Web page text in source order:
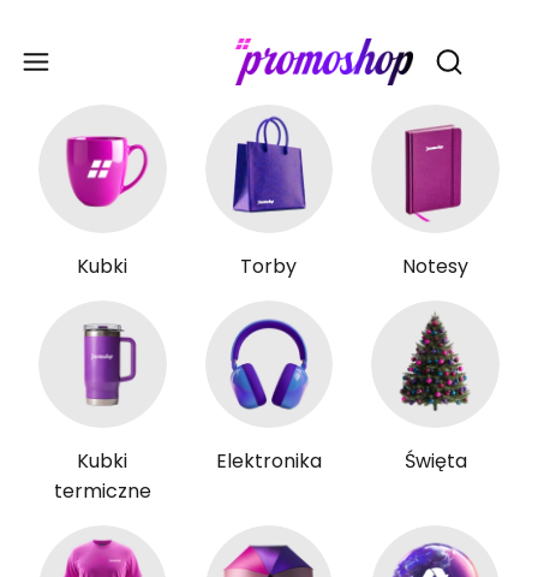
Otwórz
Kubki Torby Notesy
Kubki
termiczne
Elektronika Święta